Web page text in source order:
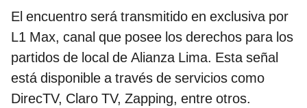
El encuentro será transmitido en exclusiva por
L1 Max, canal que posee los derechos para los
partidos de local de Alianza Lima. Esta señal
está disponible a través de servicios como
DirecTV, Claro TV, Zapping, entre otros.